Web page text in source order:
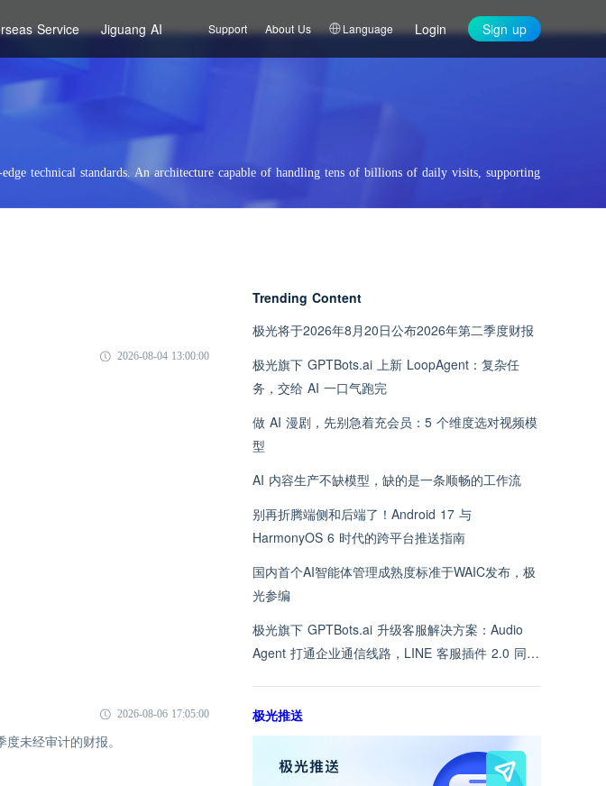
Service Jiguang AI Support About Us Language Login Sign up
technical standards. An architecture capable of handling tens of billions of daily visits, supporting
2026-08-04 13:00:00
2026-08-06 17:05:00
未经审计的财报。
Trending Content
极光将于2026年8月20日公布2026年第二季度财报
极光旗下 GPTBots.ai 上新 LoopAgent：复杂任
务，交给 AI 一口气跑完
做 AI 漫剧，先别急着充会员：5 个维度选对视频模
型
AI 内容生产不缺模型，缺的是一条顺畅的工作流
别再折腾端侧和后端了！Android 17 与
HarmonyOS 6 时代的跨平台推送指南
国内首个AI智能体管理成熟度标准于WAIC发布，极
光参编
极光旗下 GPTBots.ai 升级客服解决方案：Audio
Agent 打通企业通信线路，LINE 客服插件 2.0 同步
极光推送